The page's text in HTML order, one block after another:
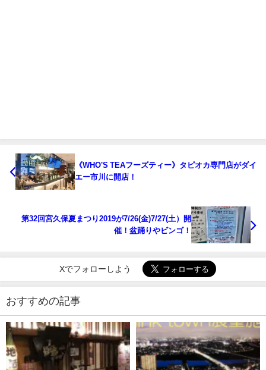
《WHO'S TEAフーズティー》タピオカ専門店がダイ
エー市川に開店！
第32回宮久保夏まつり2019が7/26(金)7/27(土）開
催！盆踊りやビンゴ！
Xでフォローしよう
おすすめの記事